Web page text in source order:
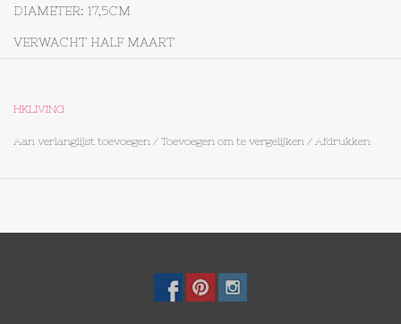
DIAMETER: 17,5CM
VERWACHT HALF MAART
HKLIVING
Aan verlanglijst toevoegen / Toevoegen om te vergelijken / Afdrukken